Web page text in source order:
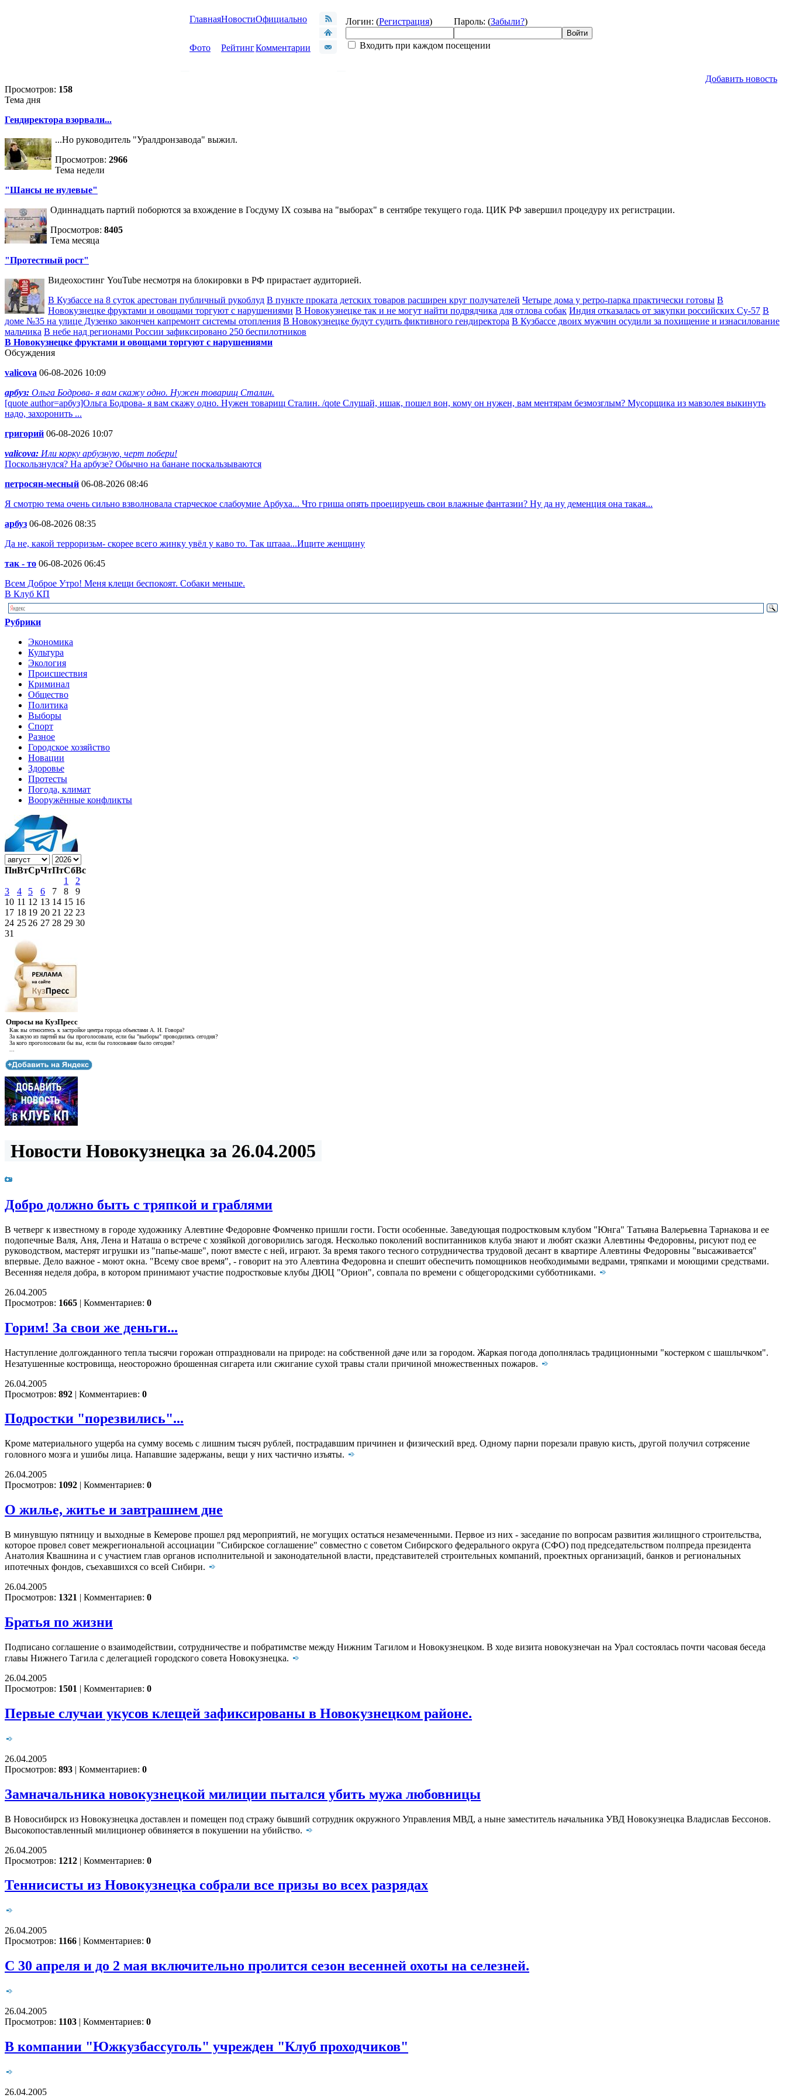
ГлавнаяНовостиОфициально
Фото РейтингКомментарии
Логин: (Регистрация) Пароль: (Забыли?)
Входить при каждом посещении
Добавить новость
Просмотров: 158
Тема дня
Гендиректора взорвали...
...Но руководитель "Уралдронзавода" выжил.
Просмотров: 2966
Тема недели
"Шансы не нулевые"
Одиннадцать партий поборются за вхождение в Госдуму IX созыва на "выборах" в сентябре текущего года. ЦИК РФ завершил процедуру их регистрации.
Просмотров: 8405
Тема месяца
"Протестный рост"
Видеохостинг YouTube несмотря на блокировки в РФ прирастает аудиторией.
В Кузбассе на 8 суток арестован публичный рукоблуд В пункте проката детских товаров расширен круг получателей Четыре дома у ретро-парка практически готовы В
Новокузнецке фруктами и овощами торгуют с нарушениями В Новокузнецке так и не могут найти подрядчика для отлова собак Индия отказалась от закупки российских Су-57 В
доме №35 на улице Дузенко закончен капремонт системы отопления В Новокузнецке будут судить фиктивного гендиректора В Кузбассе двоих мужчин осудили за похищение и изнасилование
мальчика В небе над регионами России зафиксировано 250 беспилотников
В Новокузнецке фруктами и овощами торгуют с нарушениями
Обсуждения
valicova 06-08-2026 10:09
арбуз: Ольга Бодрова- я вам скажу одно. Нужен товарищ Сталин.
[quote author=арбуз]Ольга Бодрова- я вам скажу одно. Нужен товарищ Сталин. /qote Слушай, ишак, пошел вон, кому он нужен, вам ментярам безмозглым? Мусорщика из мавзолея выкинуть
надо, захоронить ...
григорий 06-08-2026 10:07
valicova: Или корку арбузную, черт побери!
Поскользнулся? На арбузе? Обычно на банане поскальзываются
петросян-месный 06-08-2026 08:46
Я смотрю тема очень сильно взволновала старческое слабоумие Арбуха... Что гриша опять проецируешь свои влажные фантазии? Ну да ну деменция она такая...
арбуз 06-08-2026 08:35
Да не, какой терроризьм- скорее всего жинку увёл у каво то. Так штааа...Ищите женщину
так - то 06-08-2026 06:45
Всем Доброе Утро! Меня клещи беспокоят. Собаки меньше.
В Клуб КП
Рубрики
Экономика
Культура
Экология
Происшествия
Криминал
Общество
Политика
Выборы
Спорт
Разное
Городское хозяйство
Новации
Здоровье
Протесты
Погода, климат
Вооружённые конфликты
ПнВтСрЧтПтСбВс
1
2
3
4 5 6 7 8
9
10 11 12 13 14 15 16
17 18 19 20 21 22 23
24 25 26 27 28 29 30
31
Опросы на КузПресс
Как вы относитесь к застройке центра города объектами А. Н. Говора?
За какую из партий вы бы проголосовали, если бы "выборы" проводились сегодня?
За кого проголосовали бы вы, если бы голосование было сегодня?
Новости Новокузнецка за 26.04.2005
Добро должно быть с тряпкой и граблями
В четверг к известному в городе художнику Алевтине Федоровне Фомченко пришли гости. Гости особенные. Заведующая подростковым клубом "Юнга" Татьяна Валерьевна Тарнакова и ее
подопечные Валя, Аня, Лена и Наташа о встрече с хозяйкой договорились загодя. Несколько поколений воспитанников клуба знают и любят сказки Алевтины Федоровны, рисуют под ее
руководством, мастерят игрушки из "папье-маше", поют вместе с ней, играют. За время такого тесного сотрудничества трудовой десант в квартире Алевтины Федоровны "высаживается"
впервые. Дело важное - моют окна. "Всему свое время", - говорит на это Алевтина Федоровна и спешит обеспечить помощников необходимыми ведрами, тряпками и моющими средствами.
Весенняя неделя добра, в котором принимают участие подростковые клубы ДЮЦ "Орион", совпала по времени с общегородскими субботниками.
26.04.2005
Просмотров: 1665 | Комментариев: 0
Горим! За свои же деньги...
Наступление долгожданного тепла тысячи горожан отпраздновали на природе: на собственной даче или за городом. Жаркая погода дополнялась традиционными "костерком с шашлычком".
Незатушенные костровища, неосторожно брошенная сигарета или сжигание сухой травы стали причиной множественных пожаров.
26.04.2005
Просмотров: 892 | Комментариев: 0
Подростки "порезвились"...
Кроме материального ущерба на сумму восемь с лишним тысяч рублей, пострадавшим причинен и физический вред. Одному парни порезали правую кисть, другой получил сотрясение
головного мозга и ушибы лица. Напавшие задержаны, вещи у них частично изъяты.
26.04.2005
Просмотров: 1092 | Комментариев: 0
О жилье, житье и завтрашнем дне
В минувшую пятницу и выходные в Кемерове прошел ряд мероприятий, не могущих остаться незамеченными. Первое из них - заседание по вопросам развития жилищного строительства,
которое провел совет межрегиональной ассоциации "Сибирское соглашение" совместно с советом Сибирского федерального округа (СФО) под председательством полпреда президента
Анатолия Квашнина и с участием глав органов исполнительной и законодательной власти, представителей строительных компаний, проектных организаций, банков и региональных
ипотечных фондов, съехавшихся со всей Сибири.
26.04.2005
Просмотров: 1321 | Комментариев: 0
Братья по жизни
Подписано соглашение о взаимодействии, сотрудничестве и побратимстве между Нижним Тагилом и Новокузнецком. В ходе визита новокузнечан на Урал состоялась почти часовая беседа
главы Нижнего Тагила с делегацией городского совета Новокузнецка.
26.04.2005
Просмотров: 1501 | Комментариев: 0
Первые случаи укусов клещей зафиксированы в Новокузнецком районе.
26.04.2005
Просмотров: 893 | Комментариев: 0
Замначальника новокузнецкой милиции пытался убить мужа любовницы
В Новосибирск из Новокузнецка доставлен и помещен под стражу бывший сотрудник окружного Управления МВД, а ныне заместитель начальника УВД Новокузнецка Владислав Бессонов.
Высокопоставленный милиционер обвиняется в покушении на убийство.
26.04.2005
Просмотров: 1212 | Комментариев: 0
Теннисисты из Новокузнецка собрали все призы во всех разрядах
26.04.2005
Просмотров: 1166 | Комментариев: 0
С 30 апреля и до 2 мая включительно пролится сезон весенней охоты на селезней.
26.04.2005
Просмотров: 1103 | Комментариев: 0
В компании "Южкузбассуголь" учрежден "Клуб проходчиков"
26.04.2005